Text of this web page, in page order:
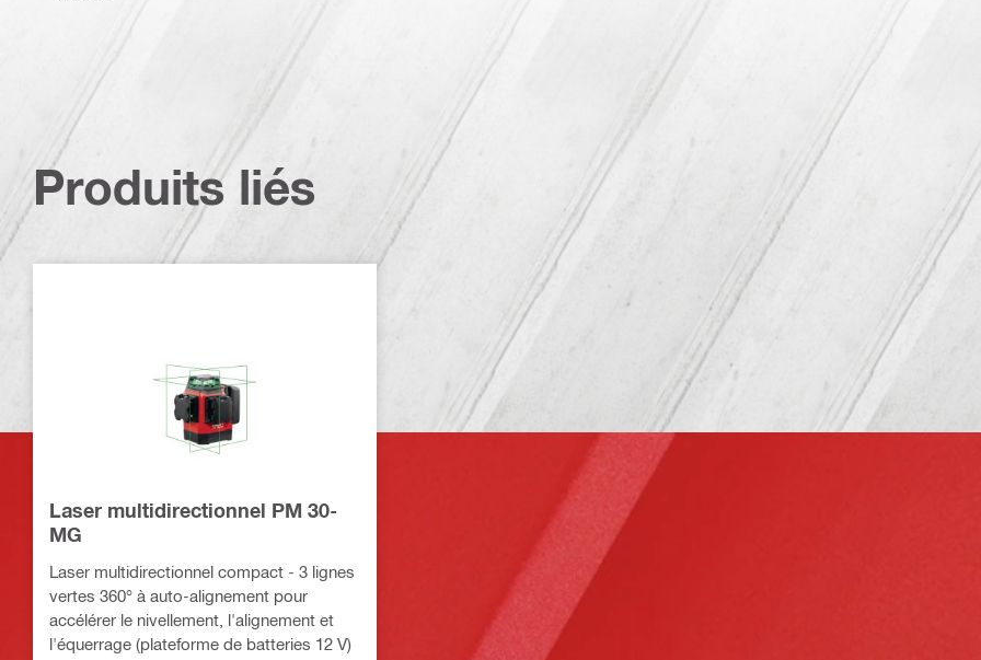
Produits liés
Laser multidirectionnel PM 30-
MG
Laser multidirectionnel compact - 3 lignes
vertes 360° à auto-alignement pour
accélérer le nivellement, l'alignement et
l'équerrage (plateforme de batteries 12 V)